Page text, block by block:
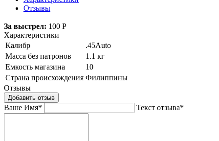
Отзывы
За выстрел: 100 Р
Характеристики
Калибр
.45Auto
Масса без патронов
1.1 кг
Емкость магазина
10
Страна происхождения Филиппины
Отзывы
Добавить отзыв
Ваше Имя* Текст отзыва*